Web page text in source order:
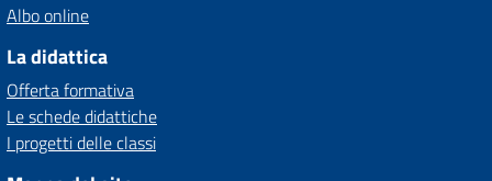
Albo online
La didattica
Offerta formativa
Le schede didattiche
I progetti delle classi